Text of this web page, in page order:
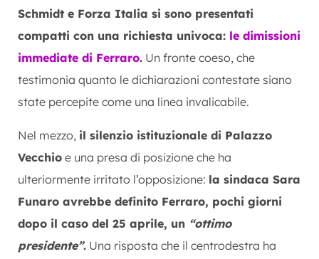
Schmidt e Forza Italia si sono presentati
compatti con una richiesta univoca: le dimissioni
immediate di Ferraro. Un fronte coeso, che
testimonia quanto le dichiarazioni contestate siano
state percepite come una linea invalicabile.
Nel mezzo, il silenzio istituzionale di Palazzo
Vecchio e una presa di posizione che ha
ulteriormente irritato l’opposizione: la sindaca Sara
Funaro avrebbe definito Ferraro, pochi giorni
dopo il caso del 25 aprile, un “ottimo
presidente”. Una risposta che il centrodestra ha